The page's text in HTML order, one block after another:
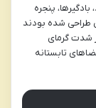
پنجره
طراحی شده بودند
شدت گرمای
تابستانه